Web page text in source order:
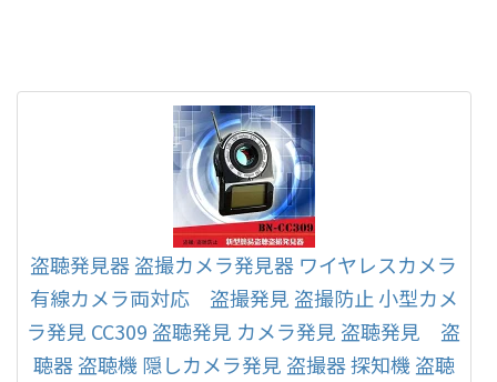
盗聴発見器 盗撮カメラ発見器 ワイヤレスカメラ
有線カメラ両対応 盗撮発見 盗撮防止 小型カメ
ラ発見 CC309 盗聴発見 カメラ発見 盗聴発見 盗
聴器 盗聴機 隠しカメラ発見 盗撮器 探知機 盗聴